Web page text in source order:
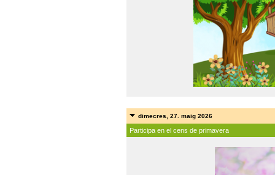
dimecres, 27. maig 2026
Participa en el cens de primavera